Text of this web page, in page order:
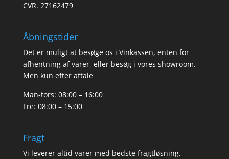
CVR. 27162479
Åbningstider
Det er muligt at besøge os i Vinkassen, enten for
afhentning af varer, eller besøg i vores showroom.
Men kun efter aftale
Man-tors: 08:00 – 16:00
Fre: 08:00 – 15:00
Fragt
Vi leverer altid varer med bedste fragtløsning.